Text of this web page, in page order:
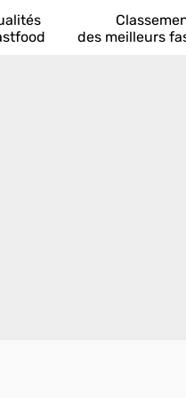
des meilleurs